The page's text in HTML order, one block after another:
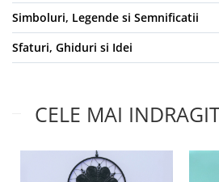
Simboluri, Legende si Semnificatii
Sfaturi, Ghiduri si Idei
CELE MAI